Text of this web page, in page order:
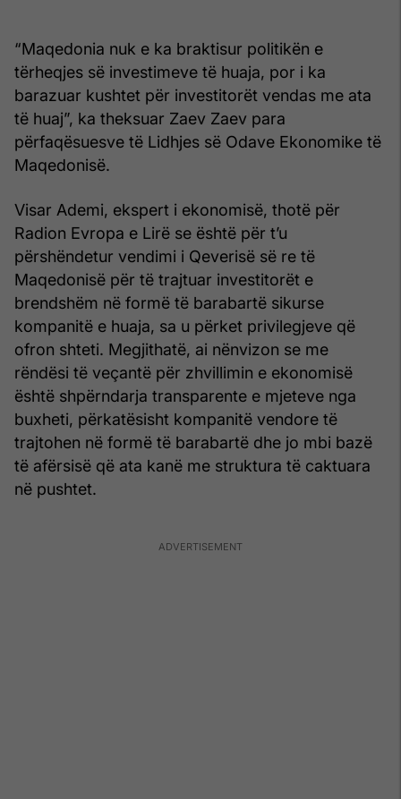
“Maqedonia nuk e ka braktisur politikën e
tërheqjes së investimeve të huaja, por i ka
barazuar kushtet për investitorët vendas me ata
të huaj”, ka theksuar Zaev Zaev para
përfaqësuesve të Lidhjes së Odave Ekonomike të
Maqedonisë.
Visar Ademi, ekspert i ekonomisë, thotë për
Radion Evropa e Lirë se është për t’u
përshëndetur vendimi i Qeverisë së re të
Maqedonisë për të trajtuar investitorët e
brendshëm në formë të barabartë sikurse
kompanitë e huaja, sa u përket privilegjeve që
ofron shteti. Megjithatë, ai nënvizon se me
rëndësi të veçantë për zhvillimin e ekonomisë
është shpërndarja transparente e mjeteve nga
buxheti, përkatësisht kompanitë vendore të
trajtohen në formë të barabartë dhe jo mbi bazë
të afërsisë që ata kanë me struktura të caktuara
në pushtet.